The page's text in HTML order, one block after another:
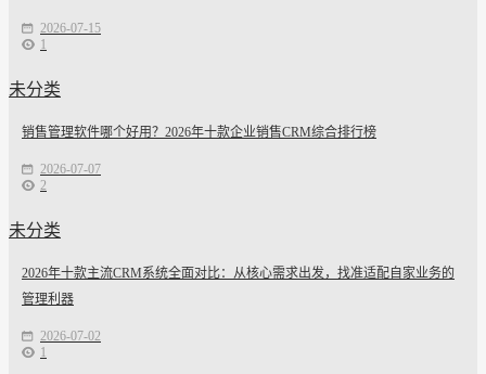
2026-07-15
1
未分类
销售管理软件哪个好用？2026年十款企业销售CRM综合排行榜
2026-07-07
2
未分类
2026年十款主流CRM系统全面对比：从核心需求出发，找准适配自家业务的
管理利器
2026-07-02
1